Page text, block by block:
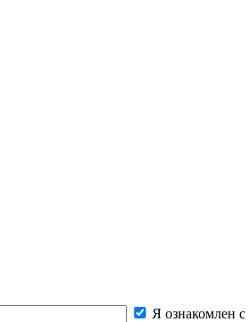
Я ознакомлен с